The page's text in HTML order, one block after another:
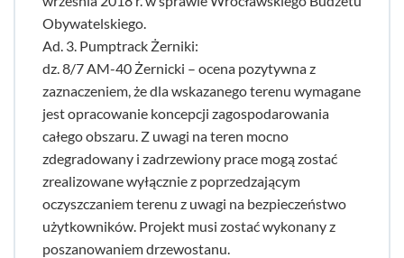
Obywatelskiego.
Ad. 3. Pumptrack Żerniki:
dz. 8/7 AM-40 Żernicki – ocena pozytywna z
zaznaczeniem, że dla wskazanego terenu wymagane
jest opracowanie koncepcji zagospodarowania
całego obszaru. Z uwagi na teren mocno
zdegradowany i zadrzewiony prace mogą zostać
zrealizowane wyłącznie z poprzedzającym
oczyszczaniem terenu z uwagi na bezpieczeństwo
użytkowników. Projekt musi zostać wykonany z
poszanowaniem drzewostanu.